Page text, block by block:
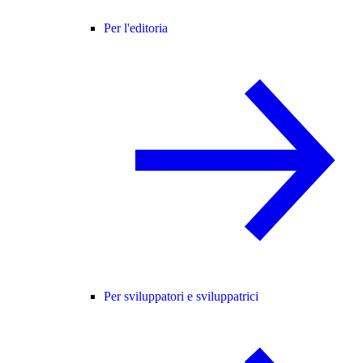
Per l'editoria
Per sviluppatori e sviluppatrici